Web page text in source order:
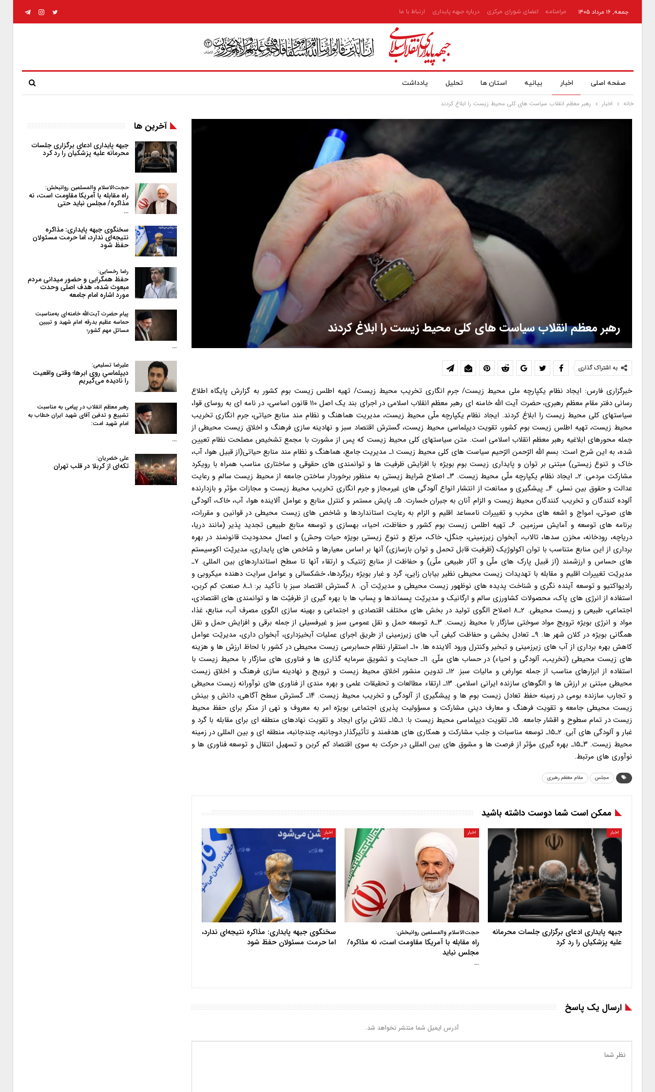
جمعه, ۱۶ مرداد ۱۴۰۵ مرامنامه اعضای شورای مرکزی درباره جبهه پایداری ارتباط با ما
صفحه اصلی اخبار بیانیه استان ها تحلیل یادداشت
خانه اخبار رهبر معظم انقلاب سیاست های کلی محیط زیست را ابلاغ کردند
رهبر معظم انقلاب سیاست های کلی محیط زیست را ابلاغ کردند
به اشتراک گذاری
خبرگزاری فارس: ایجاد نظام یکپارچه ملی محیط زیست/ جرم انگاری تخریب محیط زیست/ تهیه اطلس زیست بوم کشور به گزارش پایگاه اطلاع
رسانی دفتر مقام معظم رهبری، حضرت آیت الله خامنه ای رهبر معظم انقلاب اسلامی در اجرای بند یک اصل ۱۱۰ قانون اساسی، در نامه ای به روسای قوا،
سیاستهای کلی محیط زیست را ابلاغ کردند. ایجاد نظام یکپارچه ملّی محیط زیست، مدیریت هماهنگ و نظام مند منابع حیاتی، جرم انگاری تخریب
محیط زیست، تهیه اطلس زیست بوم کشور، تقویت دیپلماسی محیط زیست، گسترش اقتصاد سبز و نهادینه سازی فرهنگ و اخلاق زیست محیطی از
جمله محورهای ابلاغیه رهبر معظم انقلاب اسلامی است. متن سیاستهای کلی محیط زیست که پس از مشورت با مجمع تشخیص مصلحت نظام تعیین
شده، به این شرح است: بسم الله الرّحمن الرّحیم سیاست های کلی محیط زیست ۱ـ مدیریت جامع، هماهنگ و نظام مند منابع حیاتی(از قبیل هوا، آب،
خاک و تنوع زیستی) مبتنی بر توان و پایداری زیست بوم بویژه با افزایش ظرفیت ها و توانمندی های حقوقی و ساختاری مناسب همراه با رویکرد
مشارکت مردمی. ۲ـ ایجاد نظام یکپارچه ملّی محیط زیست. ۳ـ اصلاح شرایط زیستی به منظور برخوردار ساختن جامعه از محیط زیست سالم و رعایت
عدالت و حقوق بین نسلی. ۴ـ پیشگیری و ممانعت از انتشار انواع آلودگی های غیرمجاز و جرم انگاری تخریب محیط زیست و مجازات مؤثر و بازدارنده
آلوده کنندگان و تخریب کنندگان محیط زیست و الزام آنان به جبران خسارت. ۵ـ پایش مستمر و کنترل منابع و عوامل آلاینده هوا، آب، خاک، آلودگی
های صوتی، امواج و اشعه های مخرب و تغییرات نامساعد اقلیم و الزام به رعایت استانداردها و شاخص های زیست محیطی در قوانین و مقررات،
برنامه های توسعه و آمایش سرزمین. ۶ـ تهیه اطلس زیست بوم کشور و حفاظت، احیاء، بهسازی و توسعه منابع طبیعی تجدید پذیر (مانند دریا،
دریاچه، رودخانه، مخزن سدها، تالاب، آبخوان زیرزمینی، جنگل، خاک، مرتع و تنوع زیستی بویژه حیات وحش) و اعمال محدودیت قانونمند در بهره
برداری از این منابع متناسب با توان اکولوژیک (ظرفیت قابل تحمل و توان بازسازی) آنها بر اساس معیارها و شاخص های پایداری، مدیریّت اکوسیستم
های حساس و ارزشمند (از قبیل پارک های ملّی و آثار طبیعی ملّی) و حفاظت از منابع ژنتیک و ارتقاء آنها تا سطح استانداردهای بین المللی. ۷ـ
مدیریّت تغییرات اقلیم و مقابله با تهدیدات زیست محیطی نظیر بیابان زایی، گرد و غبار بویژه ریزگردها، خشکسالی و عوامل سرایت دهنده میکروبی و
رادیواکتیو و توسعه آینده نگری و شناخت پدیده های نوظهور زیست محیطی و مدیریّت آن. ۸ گسترش اقتصاد سبز با تأکید بر: ۱ـ۸ صنعتِ کم کربن،
استفاده از انرژی های پاک، محصولات کشاورزی سالم و ارگانیک و مدیریّت پسماندها و پساب ها با بهره گیری از ظرفیّت ها و توانمندی های اقتصادی،
اجتماعی، طبیعی و زیست محیطی. ۲ـ۸ اصلاح الگوی تولید در بخش های مختلف اقتصادی و اجتماعی و بهینه سازی الگوی مصرف آب، منابع، غذا،
مواد و انرژی بویژه ترویج مواد سوختی سازگار با محیط زیست. ۳ـ۸ توسعه حمل و نقل عمومی سبز و غیرفسیلی از جمله برقی و افزایش حمل و نقل
همگانی بویژه در کلان شهر ها. ۹ـ تعادل بخشی و حفاظت کیفی آب های زیرزمینی از طریق اجرای عملیات آبخیزداری، آبخوان داری، مدیریّت عوامل
کاهش بهره برداری از آب های زیرزمینی و تبخیر وکنترل ورود آلاینده ها. ۱۰ـ استقرار نظام حسابرسی زیست محیطی در کشور با لحاظ ارزش ها و هزینه
های زیست محیطی (تخریب، آلودگی و احیاء) در حساب های ملّی. ۱۱ـ حمایت و تشویق سرمایه گذاری ها و فناوری های سازگار با محیط زیست با
استفاده از ابزارهای مناسب از جمله عوارض و مالیات سبز. ۱۲ـ تدوین منشور اخلاق محیط زیست و ترویج و نهادینه سازی فرهنگ و اخلاق زیست
محیطی مبتنی بر ارزش ها و الگوهای سازنده ایرانی اسلامی. ۱۳ـ ارتقاء مطالعات و تحقیقات علمی و بهره مندی از فناوری های نوآورانه زیست محیطی
و تجارب سازنده بومی در زمینه حفظ تعادل زیست بوم ها و پیشگیری از آلودگی و تخریب محیط زیست. ۱۴ـ گسترش سطح آگاهی، دانش و بینش
زیست محیطی جامعه و تقویت فرهنگ و معارف دینیِ مشارکت و مسؤولیت پذیری اجتماعی بویژه امر به معروف و نهی از منکر برای حفظ محیط
زیست در تمام سطوح و اقشار جامعه. ۱۵ـ تقویت دیپلماسی محیط زیست با: ۱ـ۱۵ـ تلاش برای ایجاد و تقویت نهادهای منطقه ای برای مقابله با گرد و
غبار و آلودگی های آبی. ۲ـ۱۵ـ توسعه مناسبات و جلب مشارکت و همکاری های هدفمند و تأثیرگذار دوجانبه، چندجانبه، منطقه ای و بین المللی در زمینه
محیط زیست. ۳ـ۱۵ـ بهره گیری مؤثر از فرصت ها و مشوق های بین المللی در حرکت به سوی اقتصاد کم کربن و تسهیل انتقال و توسعه فناوری ها و
نوآوری های مرتبط.
مجلس مقام معظم رهبری
ممکن است شما دوست داشته باشید
اخبار
جبهه پایداری ادعای برگزاری جلسات محرمانه
علیه پزشکیان را رد کرد
اخبار
حجت‌الاسلام والمسلمین روانبخش:
راه مقابله با آمریکا مقاومت است، نه مذاکره/
مجلس نباید
…
اخبار
سخنگوی جبهه پایداری: مذاکره نتیجه‌ای ندارد،
اما حرمت مسئولان حفظ شود
ارسال یک پاسخ
آدرس ایمیل شما منتشر نخواهد شد.
آخرین ها
جبهه پایداری ادعای برگزاری جلسات
محرمانه علیه پزشکیان را رد کرد
حجت‌الاسلام والمسلمین روانبخش:
راه مقابله با آمریکا مقاومت است، نه
مذاکره/ مجلس نباید حتی
…
سخنگوی جبهه پایداری: مذاکره
نتیجه‌ای ندارد، اما حرمت مسئولان
حفظ شود
رضا رخسایی:
حفظ همگرایی و حضور میدانی مردم
مبعوث شده، هدف اصلی وحدت
مورد اشاره امام جامعه
پیام حضرت آیت‌الله خامنه‌ای به‌مناسبت
حماسه عظیم بدرقه امام شهید و تبیین
مسائل مهم کشور؛
…
علیرضا تسلیمی:
دیپلماسیِ روی ابرها؛ وقتی واقعیت
را نادیده می‌گیریم
رهبر معظم انقلاب در پیامی به‌ مناسبت
تشییع و تدفین آقای شهید ایران خطاب به
امام شهید امت:
…
علی خضریان:
تکه‌ای از کربلا در قلب تهران